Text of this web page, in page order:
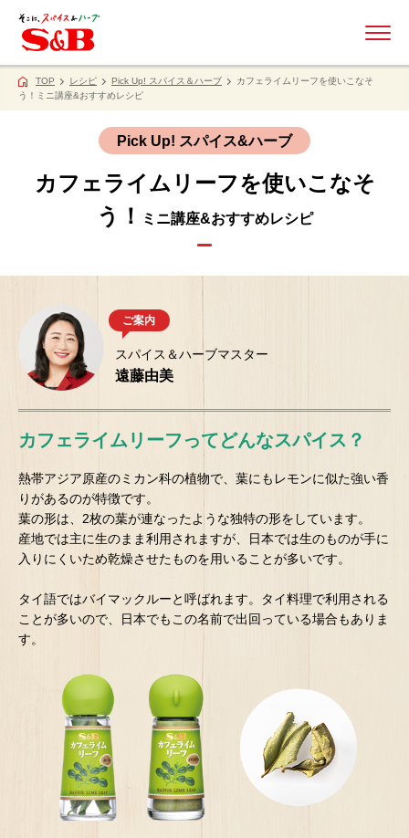
TOP レシピ Pick Up! スパイス＆ハーブ カフェライムリーフを使いこなそ
う！ミニ講座&おすすめレシピ
Pick Up! スパイス&ハーブ
カフェライムリーフを使いこなそ
う！
ミニ講座&おすすめレシピ
ご案内
スパイス＆ハーブマスター
遠藤由美
カフェライムリーフってどんなスパイス？
熱帯アジア原産のミカン科の植物で、葉にもレモンに似た強い香
りがあるのが特徴です。
葉の形は、2枚の葉が連なったような独特の形をしています。
産地では主に生のまま利用されますが、日本では生のものが手に
入りにくいため乾燥させたものを用いることが多いです。
タイ語ではバイマックルーと呼ばれます。タイ料理で利用される
ことが多いので、日本でもこの名前で出回っている場合もありま
す。